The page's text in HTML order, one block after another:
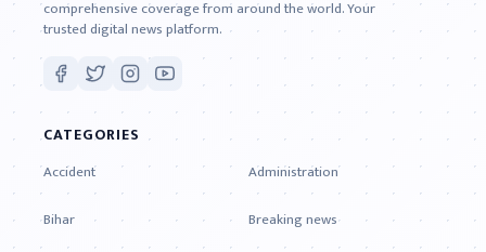
comprehensive coverage from around the world. Your
trusted digital news platform.
CATEGORIES
Accident
Administration
Bihar
Breaking news